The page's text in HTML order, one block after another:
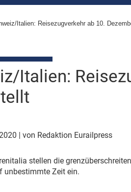
Positionen
& Märkte
& Ausrüstung
Italien: Reisezugverkehr ab 10.
Italien:
| von Redaktion Eurailpress
stellen die
unbestimmte Zeit ein.